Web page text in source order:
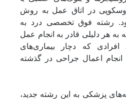
در اتاق عمل به روش
رشته فوق‌ تخصصی درد به
به هر دلیلی قادر به انجام عمل
افرادی که دچار بیماری‌های
انجام اعمال جراحی در گذشته
پزشکی به این رشته جدید،